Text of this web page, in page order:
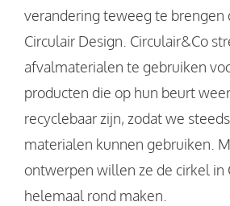
verandering teweeg te brengen
Circulair Design. Circulair&Co
afvalmaterialen te gebruiken
producten die op hun beurt
recyclebaar zijn, zodat we
materialen kunnen gebruiken.
ontwerpen willen ze de cirkel in
helemaal rond maken.